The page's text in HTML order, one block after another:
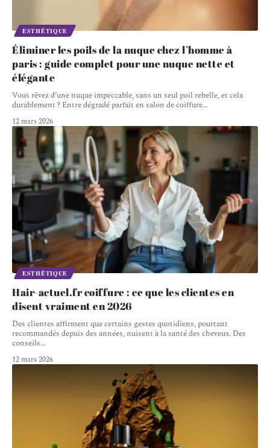
ESTHÉTIQUE
Éliminer les poils de la nuque chez l’homme à
paris : guide complet pour une nuque nette et
élégante
Vous rêvez d’une nuque impeccable, sans un seul poil rebelle, et cela
durablement ? Entre dégradé parfait en salon de coiffure…
12 mars 2026
ESTHÉTIQUE
Hair-actuel.fr coiffure : ce que les clientes en
disent vraiment en 2026
Des clientes affirment que certains gestes quotidiens, pourtant
recommandés depuis des années, nuisent à la santé des cheveux. Des
conseils…
12 mars 2026